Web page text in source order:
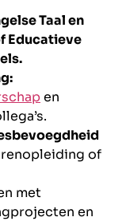
Taal en
Educatieve
en
of
met
en